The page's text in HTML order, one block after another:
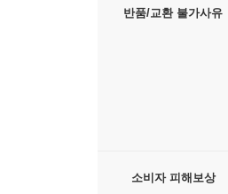
반품/교환 불가사유
소비자 피해보상